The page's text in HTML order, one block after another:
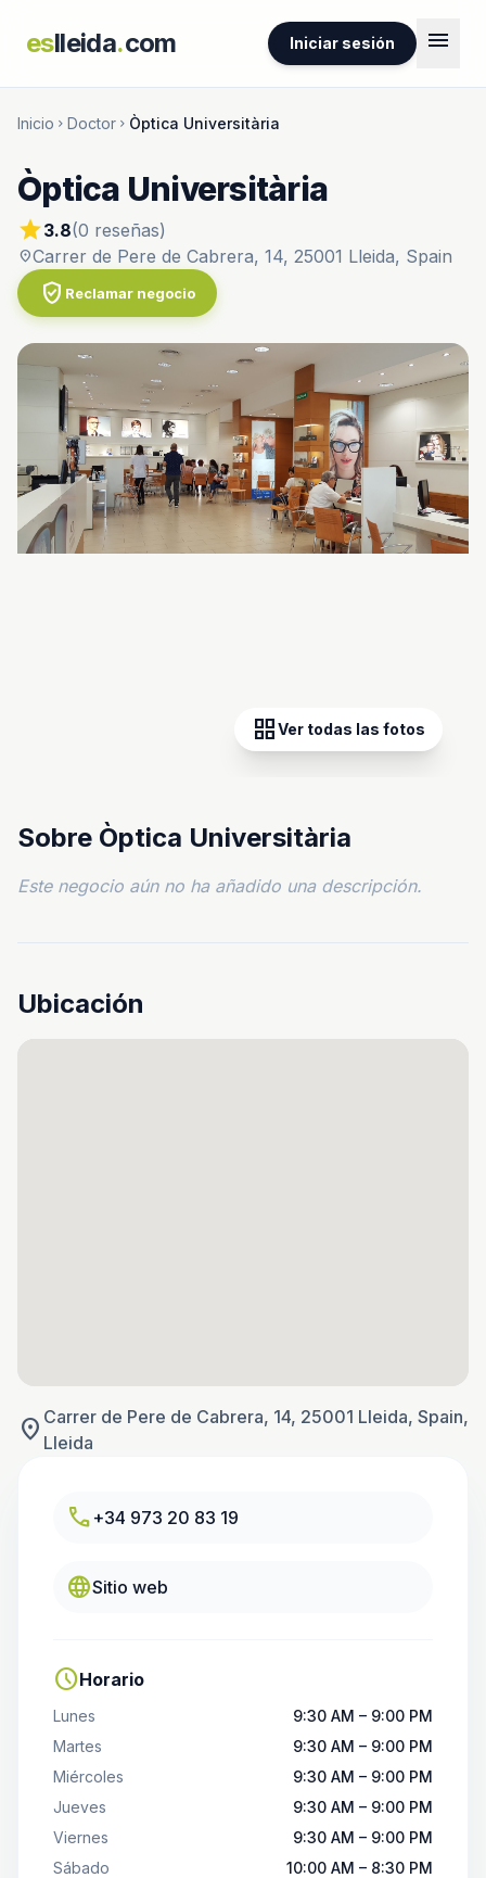
eslleida.com Iniciar sesión menu
Inicio chevron_right Doctor chevron_right Òptica Universitària
Òptica Universitària
star3.8(0 reseñas)
location_onCarrer de Pere de Cabrera, 14, 25001 Lleida, Spain
verified_user Reclamar negocio
grid_viewVer todas las fotos
Sobre Òptica Universitària
Este negocio aún no ha añadido una descripción.
Ubicación
location_on Carrer de Pere de Cabrera, 14, 25001 Lleida, Spain,
Lleida
call +34 973 20 83 19
languageSitio web
scheduleHorario
Lunes
9:30 AM – 9:00 PM
Martes
9:30 AM – 9:00 PM
Miércoles
9:30 AM – 9:00 PM
Jueves
9:30 AM – 9:00 PM
Viernes
9:30 AM – 9:00 PM
Sábado
10:00 AM – 8:30 PM